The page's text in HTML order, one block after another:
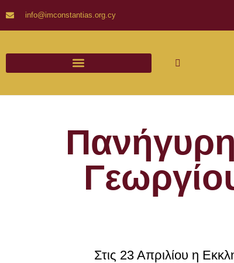
info@imconstantias.org.cy
Στις 23 Απριλίου η